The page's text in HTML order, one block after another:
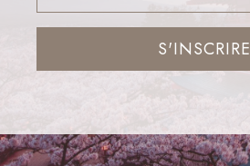
S'INSCRIRE